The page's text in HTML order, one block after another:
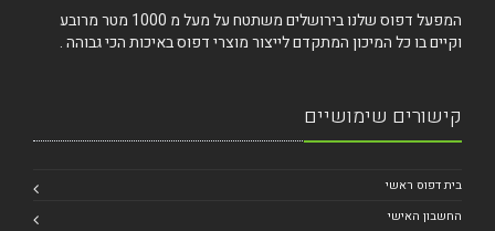
המפעל דפוס שלנו בירושלים משתטח על מעל מ 1000 מטר מרובע
וקיים בו כל המיכון המתקדם לייצור מוצרי דפוס באיכות הכי גבוהה .
קישורים שימושיים
בית דפוס ראשי
החשבון האישי